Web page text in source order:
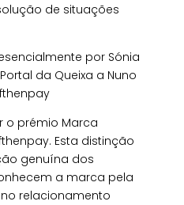
de situações
por Sónia
da Queixa a Nuno
o prémio Marca
Esta distinção
genuína dos
a marca pela
relacionamento